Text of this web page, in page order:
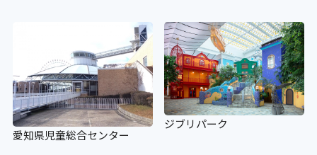
愛知県児童総合センター
ジブリパーク